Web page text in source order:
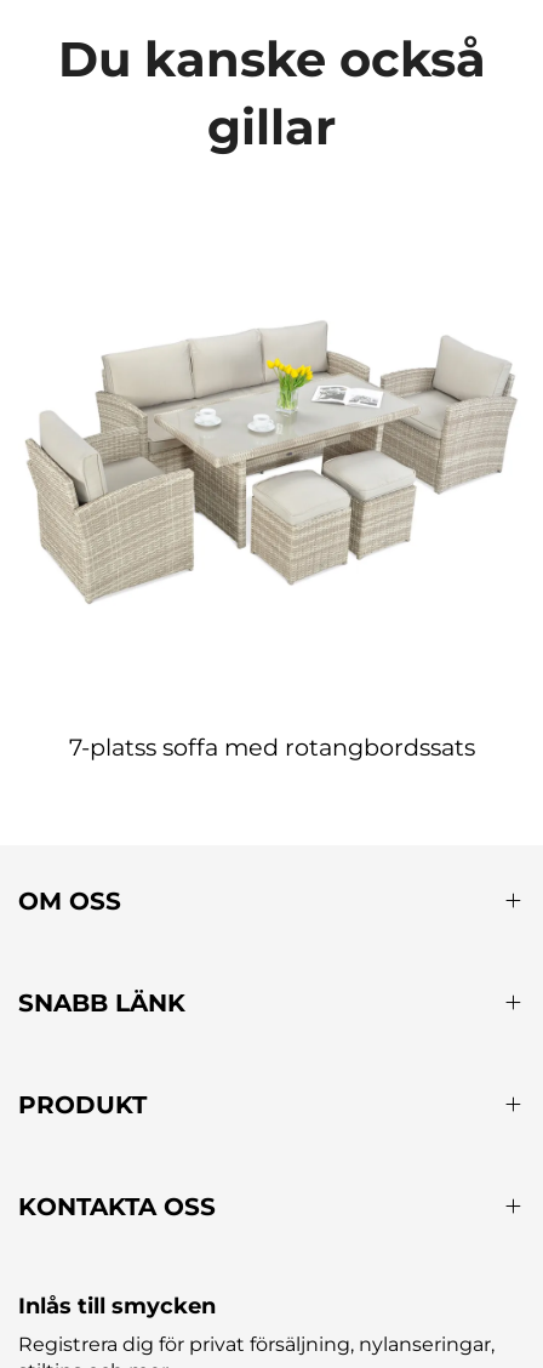
Du kanske också
gillar
7-platss soffa med rotangbordssats
OM OSS
SNABB LÄNK
PRODUKT
KONTAKTA OSS
Inlås till smycken
Registrera dig för privat försäljning, nylanseringar,